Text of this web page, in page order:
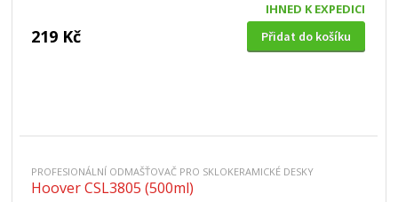
IHNED K EXPEDICI
219 Kč Přidat do košíku
PROFESIONÁLNÍ ODMAŠŤOVAČ PRO SKLOKERAMICKÉ DESKY
Hoover CSL3805 (500ml)